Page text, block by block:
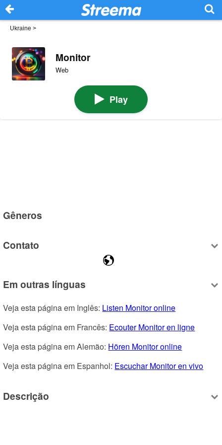
Ukraine >
Monitor
Web
Play
Gêneros
Contato
Em outras línguas
Veja esta página em Inglês: Listen Monitor online
Veja esta página em Francês: Ecouter Monitor en ligne
Veja esta página em Alemão: Hören Monitor online
Veja esta página em Espanhol: Escuchar Monitor en vivo
Descrição